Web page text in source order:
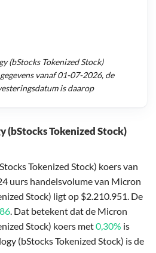
(bStocks Tokenized Stock)
Tokenized Stock) koers van
uurs handelsvolume van Micron
Stock) ligt op $2.210.951. De
. Dat betekent dat de Micron
Stock) koers met0,30% is
(bStocks Tokenized Stock) is de
(bStocks Tokenized Stock)
vanaf01-07-2026, de
is daarop